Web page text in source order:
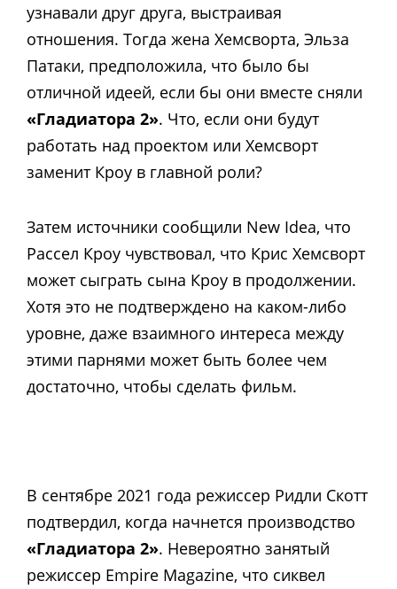
узнавали друг друга, выстраивая
отношения. Тогда жена Хемсворта, Эльза
Патаки, предположила, что было бы
отличной идеей, если бы они вместе сняли
«Гладиатора 2». Что, если они будут
работать над проектом или Хемсворт
заменит Кроу в главной роли?
Затем источники сообщили New Idea, что
Рассел Кроу чувствовал, что Крис Хемсворт
может сыграть сына Кроу в продолжении.
Хотя это не подтверждено на каком-либо
уровне, даже взаимного интереса между
этими парнями может быть более чем
достаточно, чтобы сделать фильм.
В сентябре 2021 года режиссер Ридли Скотт
подтвердил, когда начнется производство
«Гладиатора 2». Невероятно занятый
режиссер Empire Magazine, что сиквел